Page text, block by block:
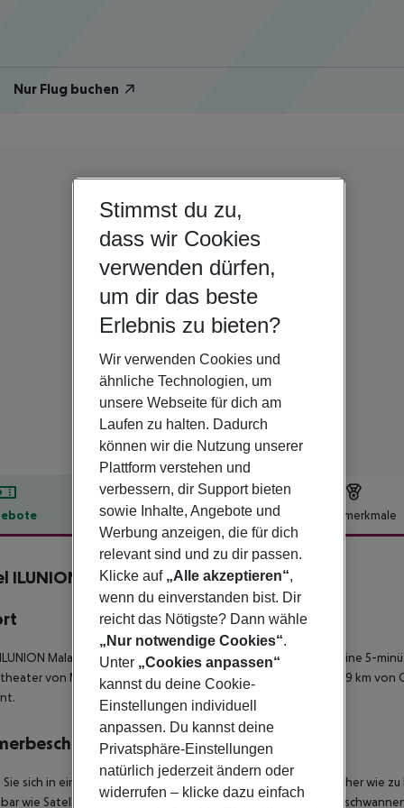
Nur Flug buchen
Hotelbeschreibung Hotelmerkmale
ILUNION Málaga
4
Malaga besticht durch eine zentrale Lage in Málaga, eine 5-
von Málaga entfernt. Dieses Hotel mit 4 Sternen ist 2,9 km von
Sie sich in einem der 179 klimatisierten Zimmer mit LCD-Fernseher wie
wie Satellitenempfang. Es sind eigene Badezimmer mit
Stimmst du zu,
dass wir Cookies
verwenden dürfen,
um dir das beste
Erlebnis zu bieten?
Wir verwenden Cookies und
ähnliche Technologien, um
unsere Webseite für dich am
Laufen zu halten. Dadurch
können wir die Nutzung unserer
Plattform verstehen und
verbessern, dir Support bieten
sowie Inhalte, Angebote und
Werbung anzeigen, die für dich
relevant sind und zu dir passen.
Klicke auf „Alle akzeptieren“,
wenn du einverstanden bist. Dir
reicht das Nötigste? Dann wähle
„Nur notwendige Cookies“.
Unter „Cookies anpassen“
kannst du deine Cookie-
Einstellungen individuell
anpassen. Du kannst deine
Privatsphäre-Einstellungen
natürlich jederzeit ändern oder
widerrufen – klicke dazu einfach